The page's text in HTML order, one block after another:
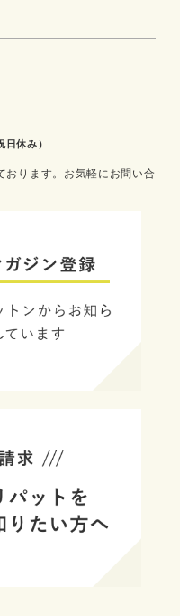
日休み）
おります。お気軽にお問い合